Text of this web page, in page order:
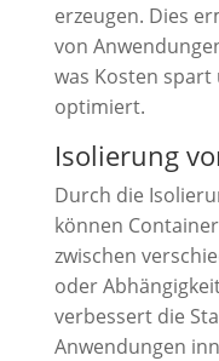
erzeugen. Dies
von
was Kosten
optimiert.
Isolierung
Durch die
können
zwischen
oder
verbessert die
Anwendungen